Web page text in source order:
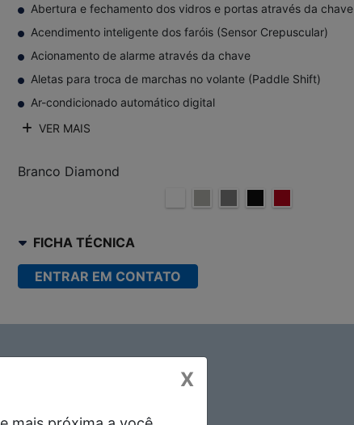
Abertura e fechamento dos vidros e portas através da chave
Acendimento inteligente dos faróis (Sensor Crepuscular)
Acionamento de alarme através da chave
Aletas para troca de marchas no volante (Paddle Shift)
Ar-condicionado automático digital
VER MAIS
Branco Diamond
FICHA TÉCNICA
ENTRAR EM CONTATO
X